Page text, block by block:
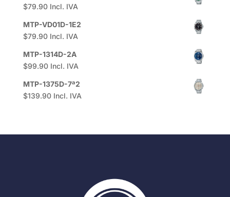
$79.90 Incl. IVA
MTP-VD01D-1E2
$79.90 Incl. IVA
MTP-1314D-2A
$99.90 Incl. IVA
MTP-1375D-7ª2
$139.90 Incl. IVA